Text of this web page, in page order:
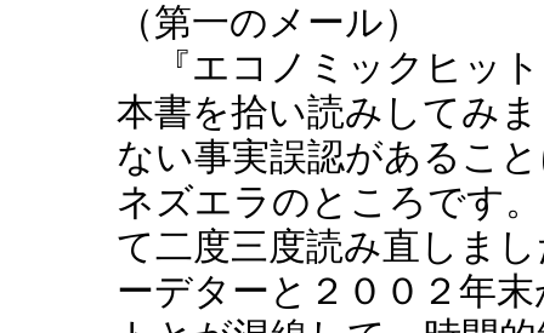
（第一のメール）
『エコノミックヒッ
本書を拾い読みしてみ
ない事実誤認があるこ
ネズエラのところです
て二度三度読み直しま
ーデターと２００２年